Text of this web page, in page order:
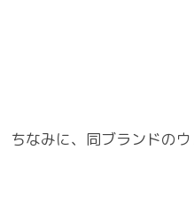
ちなみに、同ブランドのウ